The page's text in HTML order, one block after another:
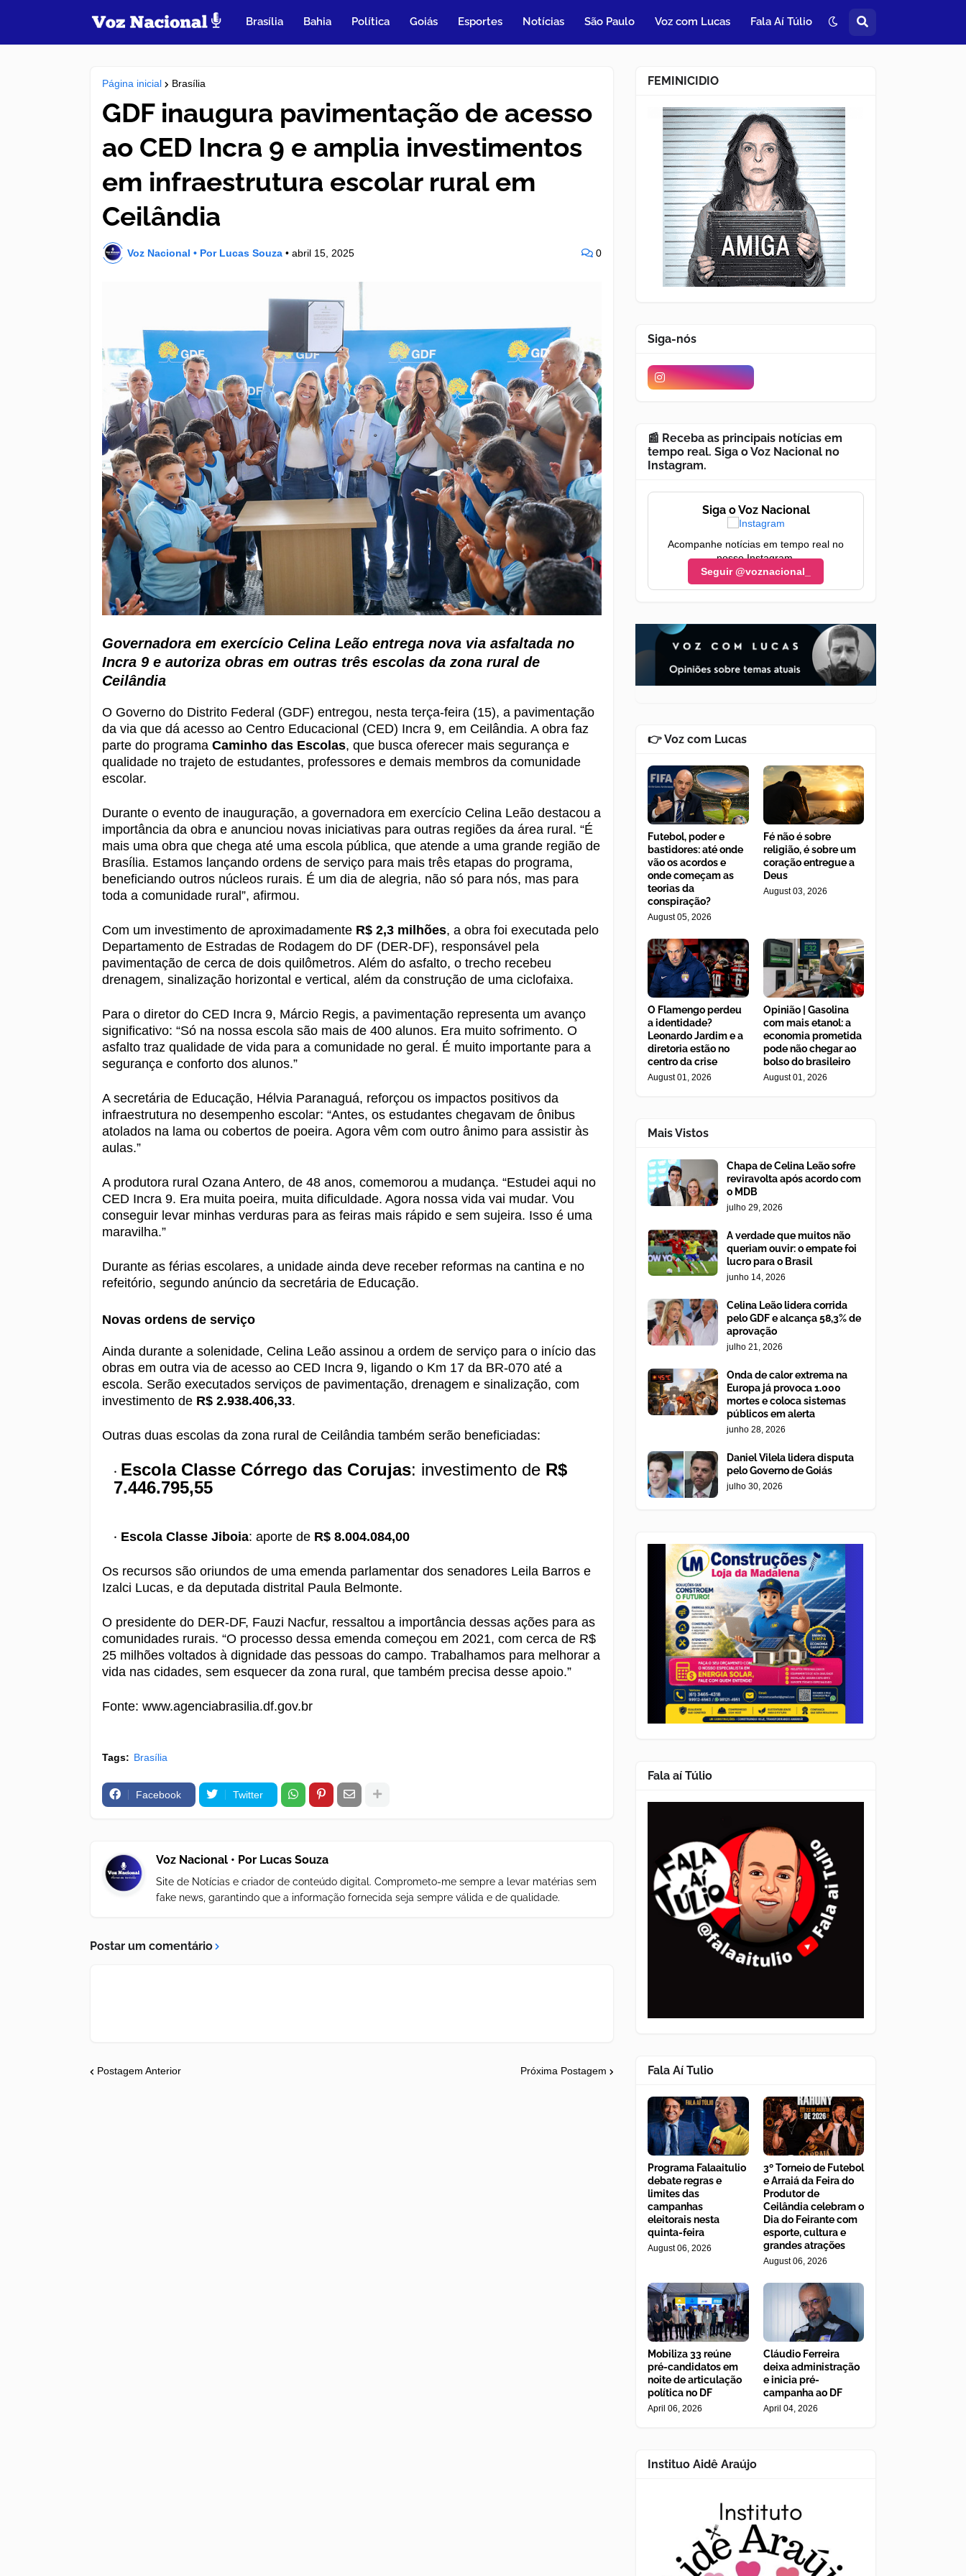
Brasília Bahia Política Goiás Esportes Notícias São Paulo Voz com Lucas Fala Aí Túlio
Página inicial Brasília
GDF inaugura pavimentação de acesso
ao CED Incra 9 e amplia investimentos
em infraestrutura escolar rural em
Ceilândia
Voz Nacional • Por Lucas Souza • abril 15, 2025 0
Governadora em exercício Celina Leão entrega nova via asfaltada no
Incra 9 e autoriza obras em outras três escolas da zona rural de
Ceilândia
O Governo do Distrito Federal (GDF) entregou, nesta terça-feira (15), a pavimentação
da via que dá acesso ao Centro Educacional (CED) Incra 9, em Ceilândia. A obra faz
parte do programa Caminho das Escolas, que busca oferecer mais segurança e
qualidade no trajeto de estudantes, professores e demais membros da comunidade
escolar.
Durante o evento de inauguração, a governadora em exercício Celina Leão destacou a
importância da obra e anunciou novas iniciativas para outras regiões da área rural. “É
mais uma obra que chega até uma escola pública, que atende a uma grande região de
Brasília. Estamos lançando ordens de serviço para mais três etapas do programa,
beneficiando outros núcleos rurais. É um dia de alegria, não só para nós, mas para
toda a comunidade rural”, afirmou.
Com um investimento de aproximadamente R$ 2,3 milhões, a obra foi executada pelo
Departamento de Estradas de Rodagem do DF (DER-DF), responsável pela
pavimentação de cerca de dois quilômetros. Além do asfalto, o trecho recebeu
drenagem, sinalização horizontal e vertical, além da construção de uma ciclofaixa.
Para o diretor do CED Incra 9, Márcio Regis, a pavimentação representa um avanço
significativo: “Só na nossa escola são mais de 400 alunos. Era muito sofrimento. O
asfalto traz qualidade de vida para a comunidade no geral. É muito importante para a
segurança e conforto dos alunos.”
A secretária de Educação, Hélvia Paranaguá, reforçou os impactos positivos da
infraestrutura no desempenho escolar: “Antes, os estudantes chegavam de ônibus
atolados na lama ou cobertos de poeira. Agora vêm com outro ânimo para assistir às
aulas.”
A produtora rural Ozana Antero, de 48 anos, comemorou a mudança. “Estudei aqui no
CED Incra 9. Era muita poeira, muita dificuldade. Agora nossa vida vai mudar. Vou
conseguir levar minhas verduras para as feiras mais rápido e sem sujeira. Isso é uma
maravilha.”
Durante as férias escolares, a unidade ainda deve receber reformas na cantina e no
refeitório, segundo anúncio da secretária de Educação.
Novas ordens de serviço
Ainda durante a solenidade, Celina Leão assinou a ordem de serviço para o início das
obras em outra via de acesso ao CED Incra 9, ligando o Km 17 da BR-070 até a
escola. Serão executados serviços de pavimentação, drenagem e sinalização, com
investimento de R$ 2.938.406,33.
Outras duas escolas da zona rural de Ceilândia também serão beneficiadas:
Escola Classe Córrego das Corujas: investimento de R$
7.446.795,55
Escola Classe Jiboia: aporte de R$ 8.004.084,00
Os recursos são oriundos de uma emenda parlamentar dos senadores Leila Barros e
Izalci Lucas, e da deputada distrital Paula Belmonte.
O presidente do DER-DF, Fauzi Nacfur, ressaltou a importância dessas ações para as
comunidades rurais. “O processo dessa emenda começou em 2021, com cerca de R$
25 milhões voltados à dignidade das pessoas do campo. Trabalhamos para melhorar a
vida nas cidades, sem esquecer da zona rural, que também precisa desse apoio.”
Fonte: www.agenciabrasilia.df.gov.br
Tags: Brasília
Facebook Twitter
Voz Nacional • Por Lucas Souza
Site de Notícias e criador de conteúdo digital. Comprometo-me sempre a levar matérias sem
fake news, garantindo que a informação fornecida seja sempre válida e de qualidade.
Postar um comentário
Postagem Anterior Próxima Postagem
FEMINICIDIO
Siga-nós
📰 Receba as principais notícias em
tempo real. Siga o Voz Nacional no
Instagram.
Siga o Voz Nacional
Acompanhe notícias em tempo real no
nosso Instagram.
Seguir @voznacional_
👉 Voz com Lucas
Futebol, poder e
bastidores: até onde
vão os acordos e
onde começam as
teorias da
conspiração?
August 05, 2026
Fé não é sobre
religião, é sobre um
coração entregue a
Deus
August 03, 2026
O Flamengo perdeu
a identidade?
Leonardo Jardim e a
diretoria estão no
centro da crise
August 01, 2026
Opinião | Gasolina
com mais etanol: a
economia prometida
pode não chegar ao
bolso do brasileiro
August 01, 2026
Mais Vistos
Chapa de Celina Leão sofre
reviravolta após acordo com
o MDB
julho 29, 2026
A verdade que muitos não
queriam ouvir: o empate foi
lucro para o Brasil
junho 14, 2026
Celina Leão lidera corrida
pelo GDF e alcança 58,3% de
aprovação
julho 21, 2026
Onda de calor extrema na
Europa já provoca 1.000
mortes e coloca sistemas
públicos em alerta
junho 28, 2026
Daniel Vilela lidera disputa
pelo Governo de Goiás
julho 30, 2026
Fala aí Túlio
Fala Aí Tulio
Programa Falaaitulio
debate regras e
limites das
campanhas
eleitorais nesta
quinta-feira
August 06, 2026
3º Torneio de Futebol
e Arraiá da Feira do
Produtor de
Ceilândia celebram o
Dia do Feirante com
esporte, cultura e
grandes atrações
August 06, 2026
Mobiliza 33 reúne
pré-candidatos em
noite de articulação
política no DF
April 06, 2026
Cláudio Ferreira
deixa administração
e inicia pré-
campanha ao DF
April 04, 2026
Instituo Aidê Araújo